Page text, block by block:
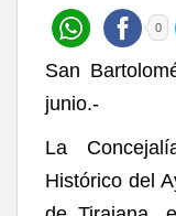
0
San
junio.-
La
Histórico del